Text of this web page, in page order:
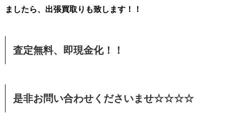
ましたら、出張買取りも致します！！
査定無料、即現金化！！
是非お問い合わせくださいませ☆☆☆☆